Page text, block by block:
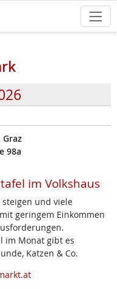
98a
im Volkshaus
und viele
geringem Einkommen
im Monat gibt es
Katzen & Co.